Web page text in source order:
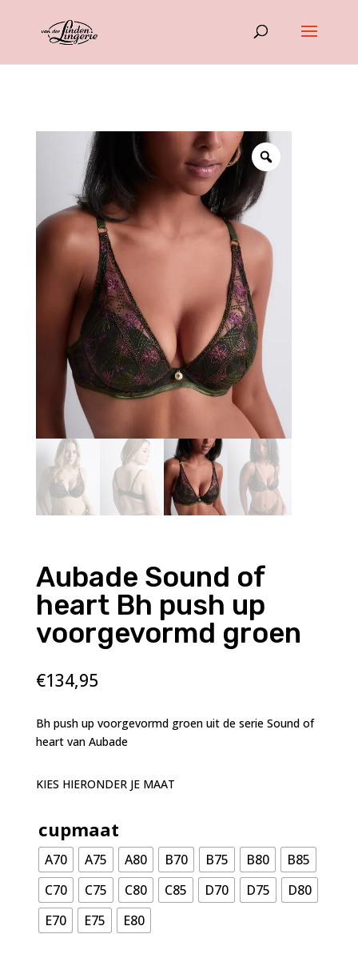
Aubade Sound of
heart Bh push up
voorgevormd groen
€134,95
Bh push up voorgevormd groen uit de serie Sound of
heart van Aubade
KIES HIERONDER JE MAAT
cupmaat
A70 A75 A80 B70 B75 B80
B85
C70
C75 C80 C85 D70 D75
D80
E70
E75 E80